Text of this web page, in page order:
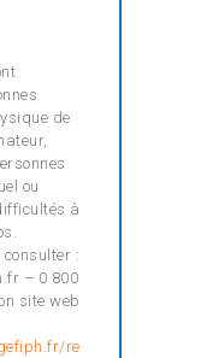
de
ou
à
:
– 0 800
site web
re